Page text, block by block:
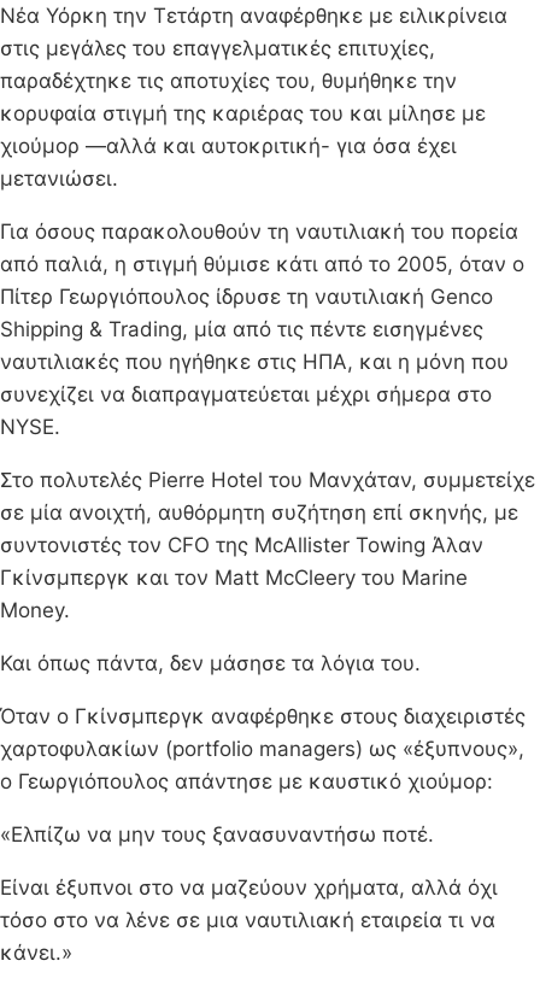
Νέα Υόρκη την Τετάρτη αναφέρθηκε με ειλικρίνεια
στις μεγάλες του επαγγελματικές επιτυχίες,
παραδέχτηκε τις αποτυχίες του, θυμήθηκε την
κορυφαία στιγμή της καριέρας του και μίλησε με
χιούμορ —αλλά και αυτοκριτική- για όσα έχει
μετανιώσει.
Για όσους παρακολουθούν τη ναυτιλιακή του πορεία
από παλιά, η στιγμή θύμισε κάτι από το 2005, όταν ο
Πίτερ Γεωργιόπουλος ίδρυσε τη ναυτιλιακή Genco
Shipping & Trading, μία από τις πέντε εισηγμένες
ναυτιλιακές που ηγήθηκε στις ΗΠΑ, και η μόνη που
συνεχίζει να διαπραγματεύεται μέχρι σήμερα στο
NYSE.
Στο πολυτελές Pierre Hotel του Μανχάταν, συμμετείχε
σε μία ανοιχτή, αυθόρμητη συζήτηση επί σκηνής, με
συντονιστές τον CFO της McAllister Towing Άλαν
Γκίνσμπεργκ και τον Matt McCleery του Marine
Money.
Και όπως πάντα, δεν μάσησε τα λόγια του.
Όταν ο Γκίνσμπεργκ αναφέρθηκε στους διαχειριστές
χαρτοφυλακίων (portfolio managers) ως «έξυπνους»,
ο Γεωργιόπουλος απάντησε με καυστικό χιούμορ:
«Ελπίζω να μην τους ξανασυναντήσω ποτέ.
Είναι έξυπνοι στο να μαζεύουν χρήματα, αλλά όχι
τόσο στο να λένε σε μια ναυτιλιακή εταιρεία τι να
κάνει.»